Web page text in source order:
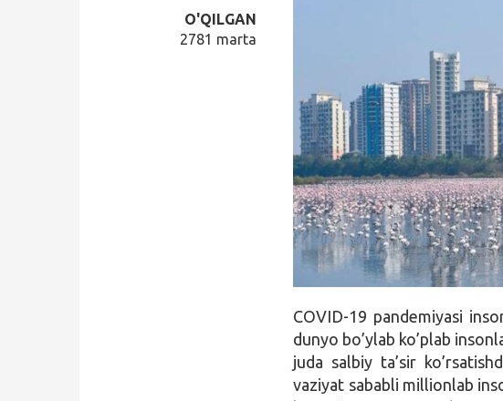
O'QILGAN
2781 marta
COVID-19 pandemiyasi
dunyo bo’ylab ko’plab
juda salbiy ta’sir
vaziyat sababli millionlab